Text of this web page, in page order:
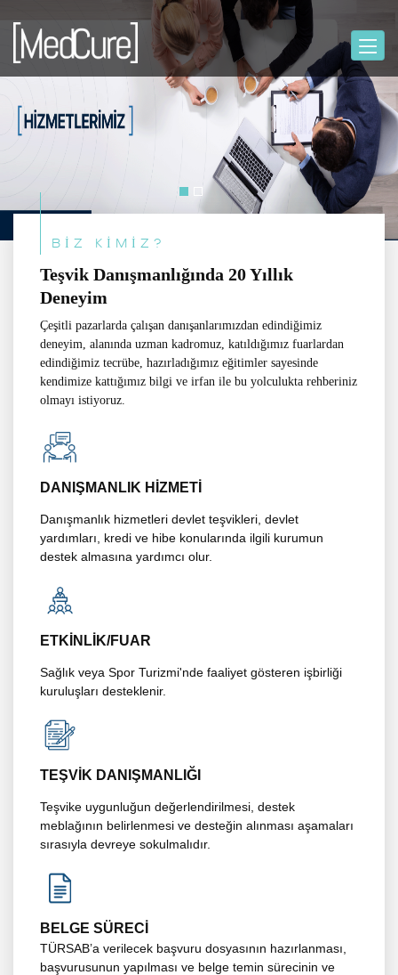
BİZ KİMİZ?
Teşvik Danışmanlığında 20 Yıllık
Deneyim
Çeşitli pazarlarda çalışan danışanlarımızdan edindiğimiz
deneyim, alanında uzman kadromuz, katıldığımız fuarlardan
edindiğimiz tecrübe, hazırladığımız eğitimler sayesinde
kendimize kattığımız bilgi ve irfan ile bu yolculukta rehberiniz
olmayı istiyoruz.
DANIŞMANLIK HİZMETİ
Danışmanlık hizmetleri devlet teşvikleri, devlet
yardımları, kredi ve hibe konularında ilgili kurumun
destek almasına yardımcı olur.
ETKİNLİK/FUAR
Sağlık veya Spor Turizmi'nde faaliyet gösteren işbirliği
kuruluşları desteklenir.
TEŞVİK DANIŞMANLIĞI
Teşvike uygunluğun değerlendirilmesi, destek
meblağının belirlenmesi ve desteğin alınması aşamaları
sırasıyla devreye sokulmalıdır.
BELGE SÜRECİ
TÜRSAB’a verilecek başvuru dosyasının hazırlanması,
başvurusunun yapılması ve belge temin sürecinin ve